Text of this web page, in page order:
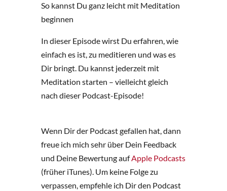
So kannst Du ganz leicht mit Meditation
beginnen
In dieser Episode wirst Du erfahren, wie
einfach es ist, zu meditieren und was es
Dir bringt. Du kannst jederzeit mit
Meditation starten – vielleicht gleich
nach dieser Podcast-Episode!
Wenn Dir der Podcast gefallen hat, dann
freue ich mich sehr über Dein Feedback
und Deine Bewertung aufApple Podcasts
(früher iTunes). Um keine Folge zu
verpassen, empfehle ich Dir den Podcast